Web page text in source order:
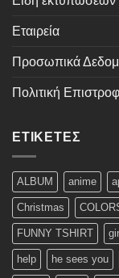
Εταιρεία
Προσωπικά
Πολιτική
ΕΤΙΚΈΤΕΣ
ALBUM anime
Christmas
FUNNY TSHIRT girl
help he sees you